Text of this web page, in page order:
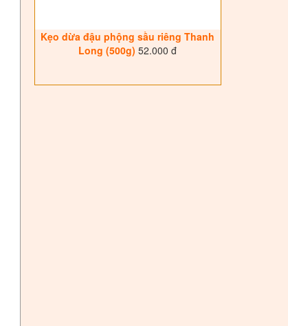
Kẹo dừa đậu phộng sầu riêng Thanh
Long (500g) 52.000 đ